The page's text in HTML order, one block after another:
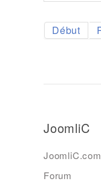
Début
JoomliC
Forum